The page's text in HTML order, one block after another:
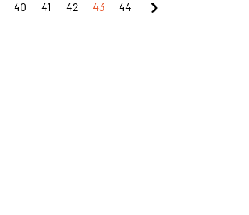
40 41 42 43 44